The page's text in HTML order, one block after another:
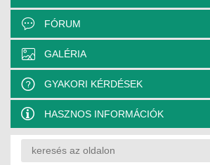
FÓRUM
GALÉRIA
GYAKORI KÉRDÉSEK
HASZNOS INFORMÁCIÓK